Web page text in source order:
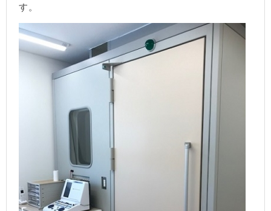
す。